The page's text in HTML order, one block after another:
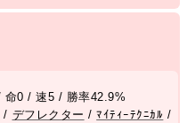
0 / 速5 / 勝率42.9%
/ デフレクター /ﾏｲﾃｨｰﾃｸﾆｶﾙ /